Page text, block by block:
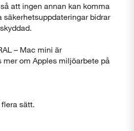
att ingen annan kan komma
säkerhetsuppdateringar bidrar
– Mac mini är
mer om Apples miljöarbete på
sätt.